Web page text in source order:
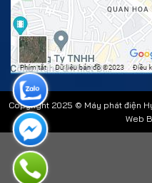
Copyright 2025 © Máy phát điện
Web